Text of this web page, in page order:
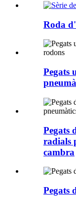
Roda
Pegats
Pegats
radials
cambra
Pegats